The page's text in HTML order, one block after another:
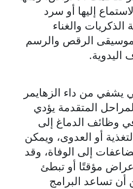
إليها أو سرد
والغناء
الرقص والرسم
اليدوية.
يشفي من داء الزهايمر
المتقدمة يؤدي
وظائف الدماغ إلى
أو العدوى، ويمكن
إلى الوفاة، وقد
مؤقتًا أو تبطئ
تساعد البرامج